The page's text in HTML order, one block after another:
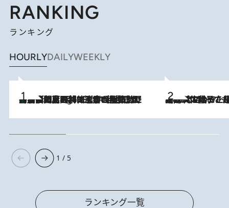
RANKING
ランキング
HOURLYDAILYWEEKLY
9 Hours Ago
「最後に見られてよかった」上野動物園の東園パンダ舎が解体前に特別公開。8月16日まで延長されたパネル展と共に辿る“半世紀”のパンダ飼育《解体工事の図面あり》 2026.8.5
【阿川佐和子さんの年とる力】なぜ70代で始めた趣味は“こんなに楽しい”のか？ ピアノ、俳句…スランプに陥っても続けられる“ある秘訣”とは
1 / 5
ランキング一覧